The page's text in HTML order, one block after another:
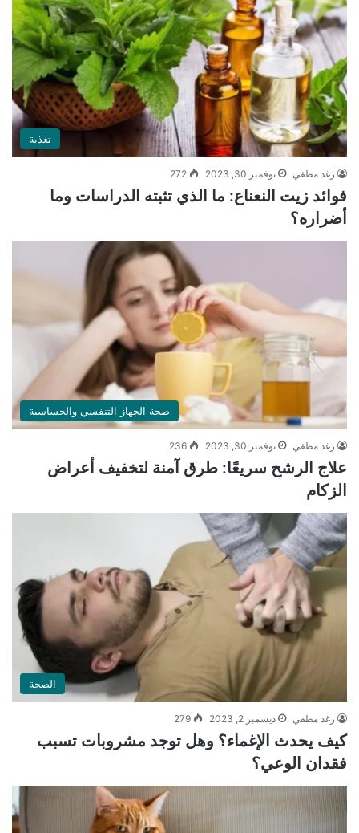
تغذية
رغد مطفي نوفمبر 30, 2023 272
فوائد زيت النعناع: ما الذي تثبته الدراسات وما
أضراره؟
صحة الجهاز التنفسي والحساسية
رغد مطفي نوفمبر 30, 2023 236
علاج الرشح سريعًا: طرق آمنة لتخفيف أعراض
الزكام
الصحة
رغد مطفي ديسمبر 2, 2023 279
كيف يحدث الإغماء؟ وهل توجد مشروبات تسبب
فقدان الوعي؟